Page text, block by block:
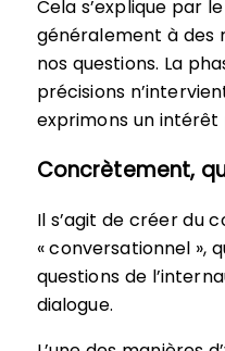
Cela s’explique par
généralement à des
nos questions. La
précisions
exprimons un intérêt
Concrètement,
Il s’agit de créer du
« conversationnel »,
questions de
dialogue.